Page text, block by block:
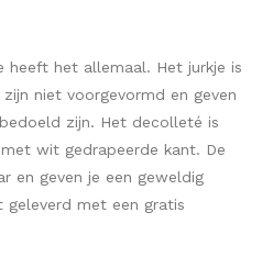
heeft het allemaal. Het jurkje is
niet voorgevormd en geven
zijn. Het decolleté is
wit gedrapeerde kant. De
en geven je een geweldig
met een gratis